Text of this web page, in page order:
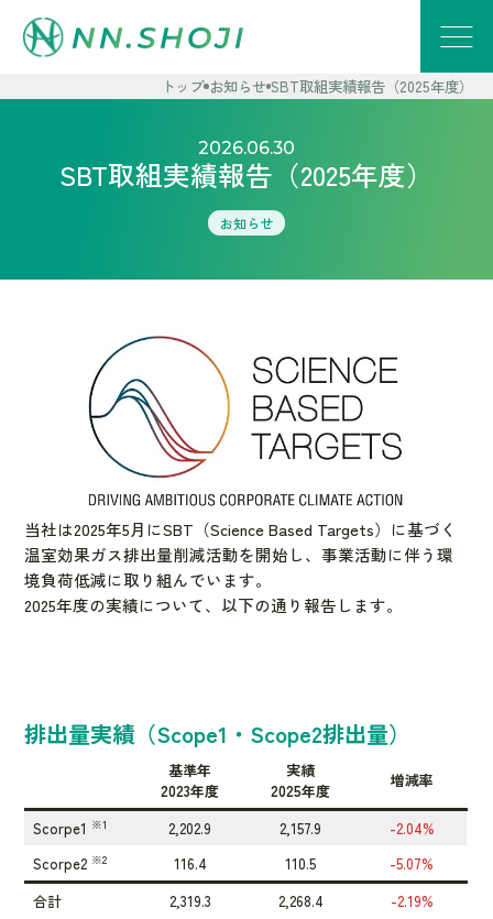
トップ お知らせ SBT取組実績報告（2025年度）
2026.06.30
SBT取組実績報告（2025年度）
お知らせ
当社は2025年5月にSBT（Science Based Targets）に基づく
温室効果ガス排出量削減活動を開始し、事業活動に伴う環
境負荷低減に取り組んでいます。
2025年度の実績について、以下の通り報告します。
排出量実績（Scope1・Scope2排出量）
基準年
2023年度
実績
2025年度
増減率
Scorpe1 ※1 2,202.9 2,157.9
-2.04%
Scorpe2 ※2 116.4 110.5
-5.07%
合計
2,319.3 2,268.4
-2.19%